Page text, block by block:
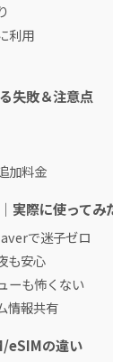
利用
失敗＆注意点
加料金
実際に使ってみ
で迷子ゼロ
も安心
ーも怖くない
情報共有
eSIMの違い